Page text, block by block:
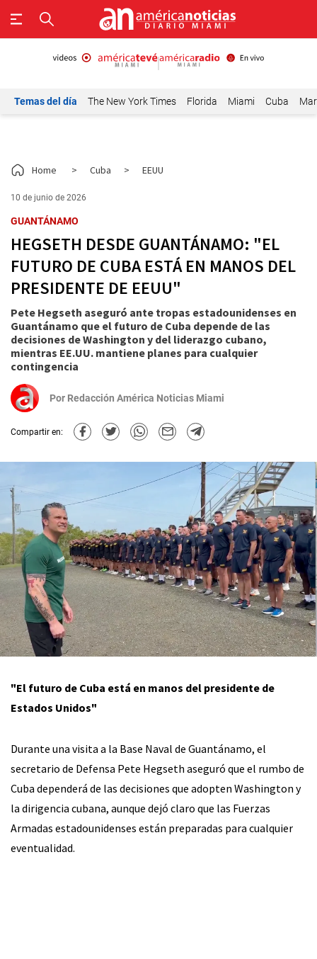
Temas del día The New York Times Florida Miami Cuba
Home > Cuba > EEUU
10 de junio de 2026
GUANTÁNAMO
HEGSETH DESDE GUANTÁNAMO: "EL
FUTURO DE CUBA ESTÁ EN MANOS DEL
PRESIDENTE DE EEUU"
Pete Hegseth aseguró ante tropas estadounidenses en
Guantánamo que el futuro de Cuba depende de las
decisiones de Washington y del liderazgo cubano,
mientras EE.UU. mantiene planes para cualquier
contingencia
Por Redacción América Noticias Miami
Compartir en:
"El futuro de Cuba está en manos del presidente de
Estados Unidos"
Durante una visita a la Base Naval de Guantánamo, el
secretario de Defensa Pete Hegseth aseguró que el rumbo de
Cuba dependerá de las decisiones que adopten Washington y
la dirigencia cubana, aunque dejó claro que las Fuerzas
Armadas estadounidenses están preparadas para cualquier
eventualidad.